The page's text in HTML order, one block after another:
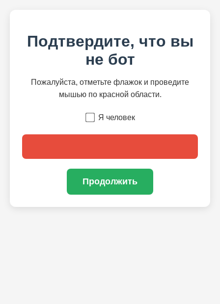
Подтвердите, что вы
не бот
Пожалуйста, отметьте флажок и проведите
мышью по красной области.
Я человек
Продолжить